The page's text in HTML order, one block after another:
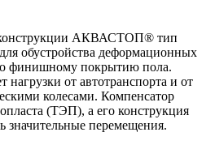
АКВАСТОП® тип
обустройства деформационных
финишному покрытию пола.
от автотранспорта и от
колесами. Компенсатор
(ТЭП), а его конструкция
значительные перемещения.